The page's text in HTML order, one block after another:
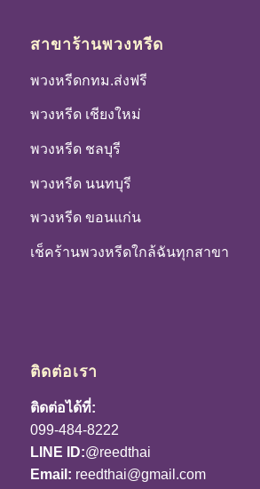
สาขาร้านพวงหรีด
พวงหรีดกทม.ส่งฟรี
พวงหรีด เชียงใหม่
พวงหรีด ชลบุรี
พวงหรีด นนทบุรี
พวงหรีด ขอนแก่น
เช็คร้านพวงหรีดใกล้ฉันทุกสาขา
ติดต่อเรา
ติดต่อได้ที่:
099-484-8222
LINE ID:@reedthai
Email: reedthai@gmail.com